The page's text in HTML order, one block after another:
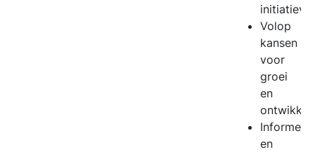
Volop
kansen
voor
groei
en
Informele
en